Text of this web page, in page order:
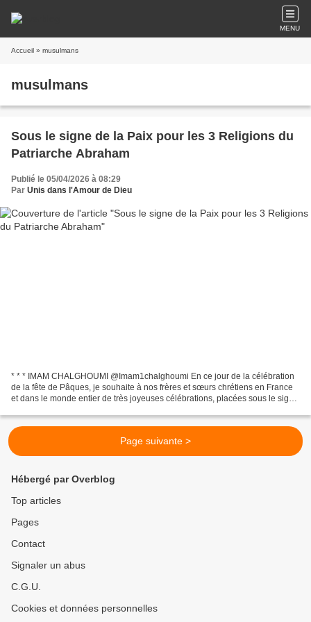
MENU
Accueil » musulmans
musulmans
Sous le signe de la Paix pour les 3 Religions du
Patriarche Abraham
Publié le 05/04/2026 à 08:29
Par Unis dans l'Amour de Dieu
* * * IMAM CHALGHOUMI @Imam1chalghoumi En ce jour de la célébration
de la fête de Pâques, je souhaite à nos frères et sœurs chrétiens en France
et dans le monde entier de très joyeuses célébrations, placées sous le signe
Page suivante >
Hébergé par Overblog
Top articles
Pages
Contact
Signaler un abus
C.G.U.
Cookies et données personnelles